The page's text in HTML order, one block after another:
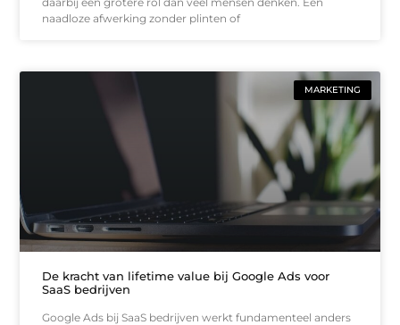
naadloze afwerking zonder plinten of
MARKETING
De kracht van lifetime value bij Google Ads voor
SaaS bedrijven
Google Ads bij SaaS bedrijven werkt fundamenteel anders